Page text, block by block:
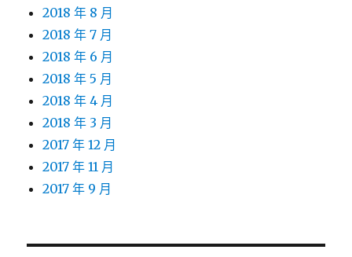
2018 年 8 月
2018 年 7 月
2018 年 6 月
2018 年 5 月
2018 年 4 月
2018 年 3 月
2017 年 12 月
2017 年 11 月
2017 年 9 月